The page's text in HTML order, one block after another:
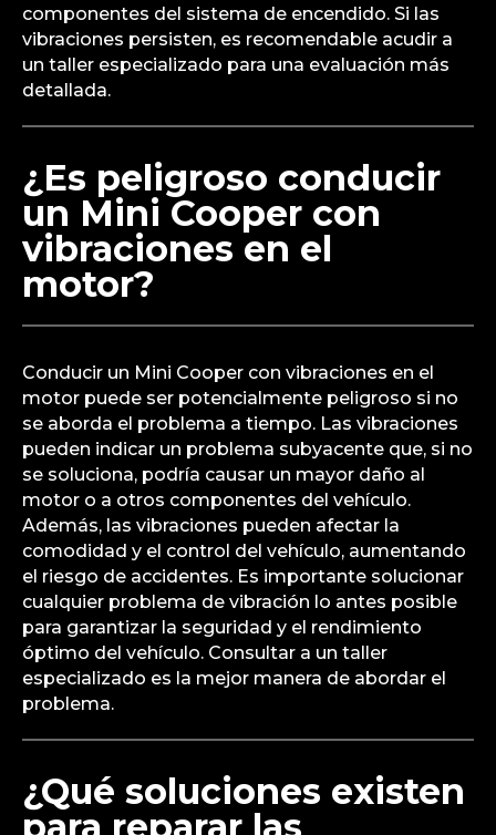
componentes del sistema de encendido. Si las
vibraciones persisten, es recomendable acudir a
un taller especializado para una evaluación más
detallada.
¿Es peligroso conducir
un Mini Cooper con
vibraciones en el
motor?
Conducir un Mini Cooper con vibraciones en el
motor puede ser potencialmente peligroso si no
se aborda el problema a tiempo. Las vibraciones
pueden indicar un problema subyacente que, si no
se soluciona, podría causar un mayor daño al
motor o a otros componentes del vehículo.
Además, las vibraciones pueden afectar la
comodidad y el control del vehículo, aumentando
el riesgo de accidentes. Es importante solucionar
cualquier problema de vibración lo antes posible
para garantizar la seguridad y el rendimiento
óptimo del vehículo. Consultar a un taller
especializado es la mejor manera de abordar el
problema.
¿Qué soluciones existen